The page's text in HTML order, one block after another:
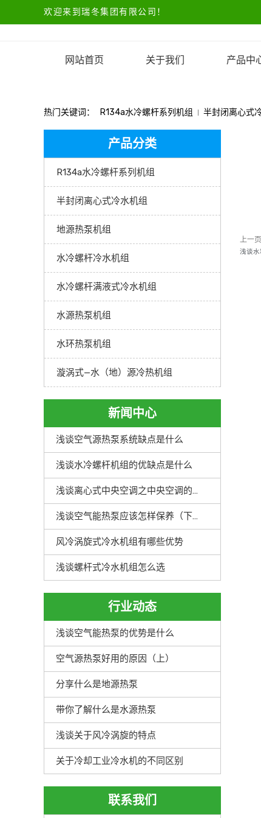
欢迎来到瑞冬集团有限公司！
网站首页 关于我们 产品中
热门关键词： R134a水冷螺杆系列机组 半封闭离心式
产品分类
R134a水冷螺杆系列机组
半封闭离心式冷水机组
地源热泵机组
水冷螺杆冷水机组
水冷螺杆满液式冷水机组
水源热泵机组
水环热泵机组
漩涡式—水（地）源冷热机组
新闻中心
浅谈空气源热泵系统缺点是什么
浅谈水冷螺杆机组的优缺点是什么
浅谈离心式中央空调之中央空调的优点解析
浅谈空气能热泵应该怎样保养（下）
风冷涡旋式冷水机组有哪些优势
浅谈螺杆式冷水机组怎么选
行业动态
浅谈空气能热泵的优势是什么
空气源热泵好用的原因（上）
分享什么是地源热泵
带你了解什么是水源热泵
浅谈关于风冷涡旋的特点
关于冷却工业冷水机的不同区别
联系我们
上一页
浅谈